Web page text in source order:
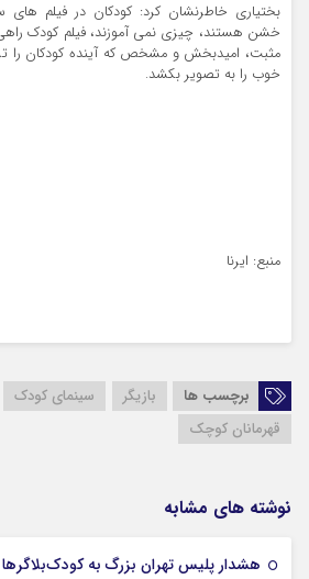
بختیاری خاطرنشان کرد: کودکان در فیلم های
خشن هستند، چیزی نمی آموزند، فیلم کودک
مثبت، امیدبخش و مشخص که آینده کودکان را
خوب را به تصویر بکشد.
منبع: ایرنا
برچسب ها بازیگر سینمای کودک
قهرمانان کوچک
نوشته های مشابه
هشدار پلیس تهران بزرگ به کودک‌بلاگرها